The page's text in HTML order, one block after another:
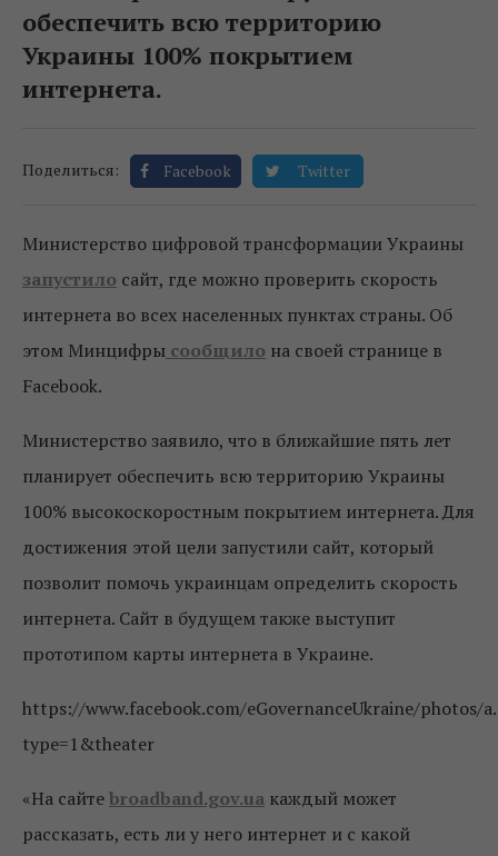
обеспечить всю территорию
Украины 100% покрытием
интернета.
Поделиться: Facebook Twitter
Министерство цифровой трансформации Украины
запустило сайт, где можно проверить скорость
интернета во всех населенных пунктах страны. Об
этом Минцифры сообщило на своей странице в
Facebook.
Министерство заявило, что в ближайшие пять лет
планирует обеспечить всю территорию Украины
100% высокоскоростным покрытием интернета. Для
достижения этой цели запустили сайт, который
позволит помочь украинцам определить скорость
интернета. Сайт в будущем также выступит
прототипом карты интернета в Украине.
https://www.facebook.com/eGovernanceUkraine/photos/
type=1&theater
«На сайтеbroadband.gov.ua каждый может
рассказать, есть ли у него интернет и с какой